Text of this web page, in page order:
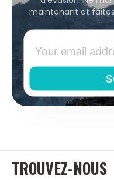
maintenant et
TROUVEZ-NOUS